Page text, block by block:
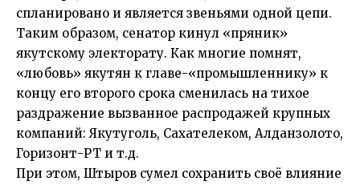
спланировано и является звеньями одной цепи.
Таким образом, сенатор кинул «пряник»
якутскому электорату. Как многие помнят,
«любовь» якутян к главе-«промышленнику» к
концу его второго срока сменилась на тихое
раздражение вызванное распродажей крупных
компаний: Якутуголь, Сахателеком, Алданзолото,
Горизонт-РТ и т.д.
При этом, Штыров сумел сохранить своё влияние